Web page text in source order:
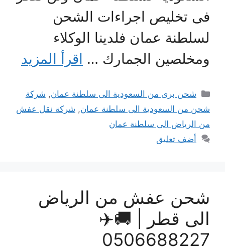
تخليص اجراءات الشحن
عمان فلدينا الوكلاء
الجمارك … اقرأ المزيد
التصنيفات
شحن برى من السعودية الى سلطنة عمان,شركة
من السعودية الى سلطنة عمان ,شركة نقل عفش
الرياض الى سلطنة عمان
أضف تعليق
عفش من الرياض
قطر | 🚚✈️